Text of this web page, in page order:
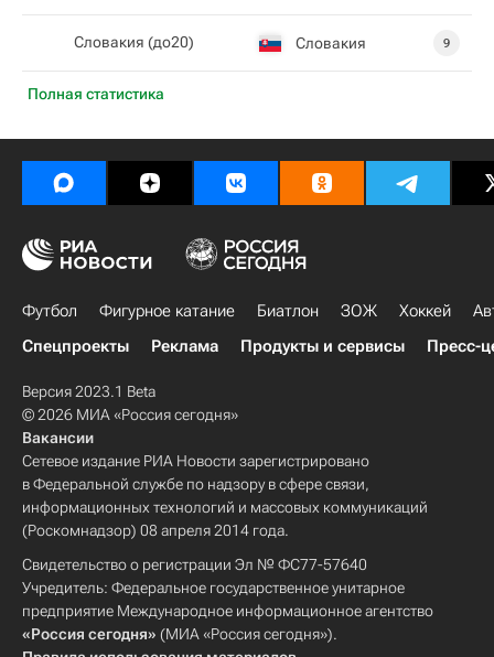
Полная статистика
Словакия (до20) Словакия 9
Футбол Фигурное катание Биатлон ЗОЖ Хоккей
Спецпроекты
Реклама Продукты и сервисы Пресс-
Версия 2023.1 Beta
© 2026 МИА «Россия сегодня»
Вакансии
Сетевое издание РИА Новости зарегистрировано
в Федеральной службе по надзору в сфере связи,
информационных технологий и массовых коммуникаций
(Роскомнадзор) 08 апреля 2014 года.
Свидетельство о регистрации Эл № ФС77-57640
Учредитель: Федеральное государственное унитарное
предприятие Международное информационное агентство
«Россия сегодня» (МИА «Россия сегодня»).